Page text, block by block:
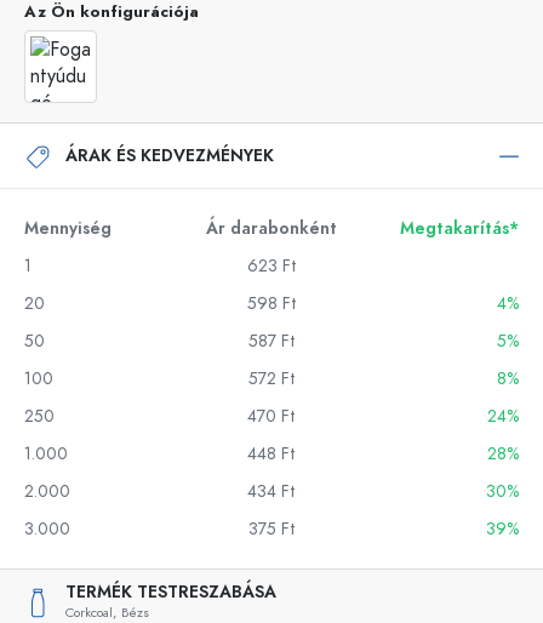
Az Ön konfigurációja
ÁRAK ÉS KEDVEZMÉNYEK
Mennyiség Ár darabonként
Megtakarítás*
1
623 Ft
20
598 Ft
4%
50
587 Ft
5%
100
572 Ft
8%
250
470 Ft
24%
1.000
448 Ft
28%
2.000
434 Ft
30%
3.000
375 Ft 39%
TERMÉK TESTRESZABÁSA
Corkcoal, Bézs